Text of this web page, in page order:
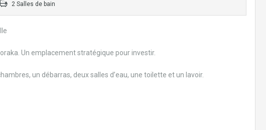
2 Salles de bain
Un emplacement stratégique pour investir.
un débarras, deux salles d’eau, une toilette et un lavoir.